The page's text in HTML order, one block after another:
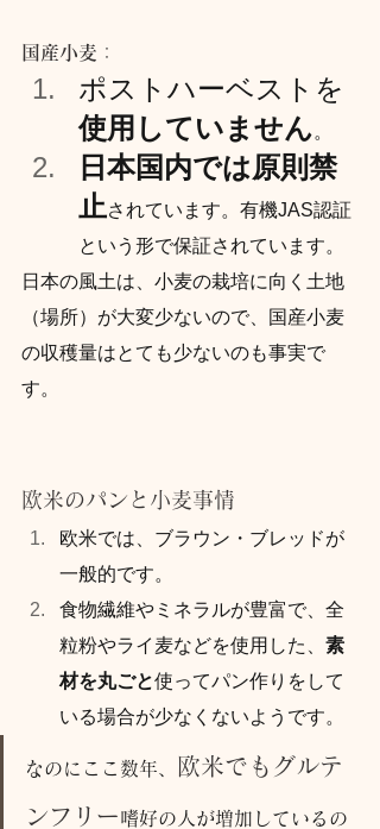
国産小麦 ：
ポストハーベストを
使用していません。
日本国内では原則禁
止されています。有機JAS認証
という形で保証されています。
日本の風土は、小麦の栽培に向く土地
（場所）が大変少ないので、国産小麦
の収穫量はとても少ないのも事実で
す。
欧米のパンと小麦事情
欧米では、ブラウン・ブレッドが
一般的です。
食物繊維やミネラルが豊富で、全
粒粉やライ麦などを使用した、 素
材を丸ごと使ってパン作りをして
いる場合が少なくないようです。
なのにここ数年、 欧米でもグルテ
ンフリー 嗜好の人が増加しているの